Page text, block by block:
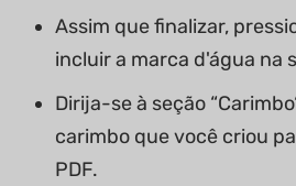
Assim que finalizar,
incluir a marca d'água na
Dirija-se à seção
carimbo que você criou
PDF.